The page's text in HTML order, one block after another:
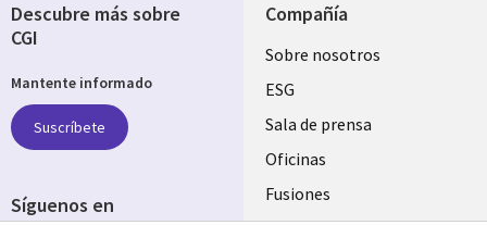
Compañía
Useful
links
SPAIN
Sobre nosotros
ESG
Sala de prensa
Oficinas
Fusiones
Inversores
Descubre más sobre
CGI
Mantente informado
Suscríbete
Síguenos en